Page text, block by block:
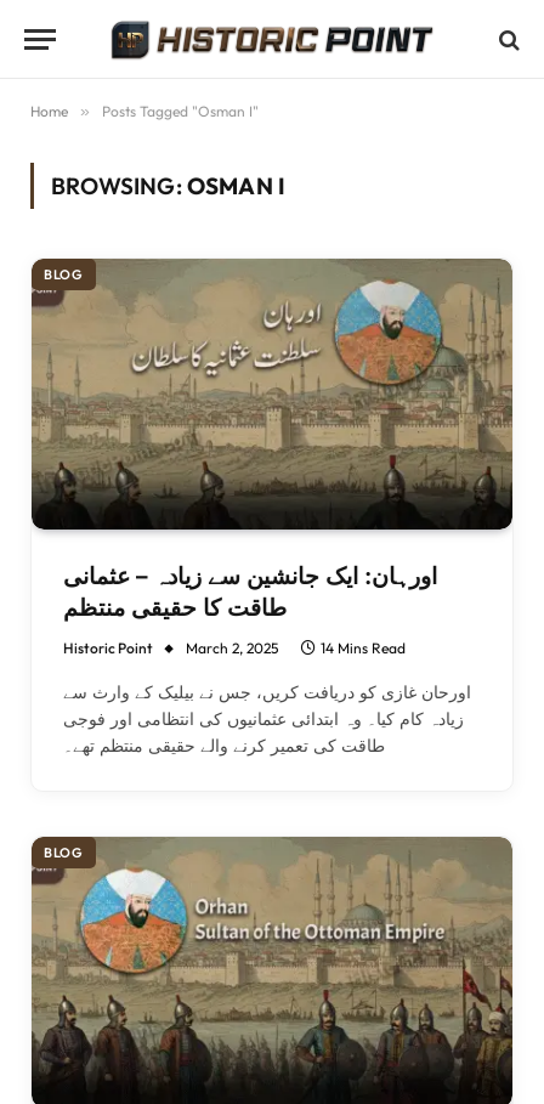
Home » Posts Tagged "Osman I"
BROWSING:OSMAN I
BLOG
اورہان: ایک جانشین سے زیادہ – عثمانی
طاقت کا حقیقی منتظم
Historic Point March 2, 2025 14 Mins Read
اورحان غازی کو دریافت کریں، جس نے بیلیک کے وارث سے
زیادہ کام کیا۔ وہ ابتدائی عثمانیوں کی انتظامی اور فوجی
طاقت کی تعمیر کرنے والے حقیقی منتظم تھے۔
BLOG